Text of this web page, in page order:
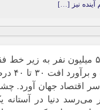
آینده نیز […]
۳۲
اقتصاد جهان آورد.
می‌رسد دنیا در